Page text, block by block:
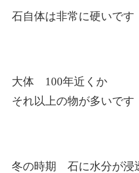
石自体は非常に硬いです
大体 100年近くか
それ以上の物が多いです
冬の時期 石に水分が浸